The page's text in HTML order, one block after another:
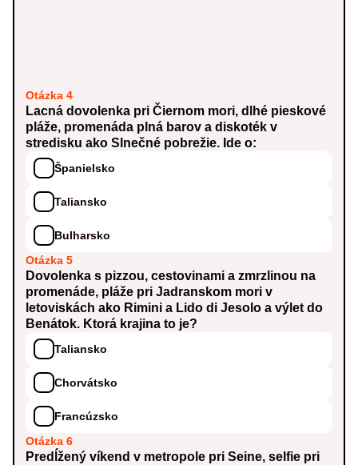
Otázka 4
Lacná dovolenka pri Čiernom mori, dlhé pieskové
pláže, promenáda plná barov a diskoték v
stredisku ako Slnečné pobrežie. Ide o:
Španielsko
Taliansko
Bulharsko
Otázka 5
Dovolenka s pizzou, cestovinami a zmrzlinou na
promenáde, pláže pri Jadranskom mori v
letoviskách ako Rimini a Lido di Jesolo a výlet do
Benátok. Ktorá krajina to je?
Taliansko
Chorvátsko
Francúzsko
Otázka 6
Predĺžený víkend v metropole pri Seine, selfie pri